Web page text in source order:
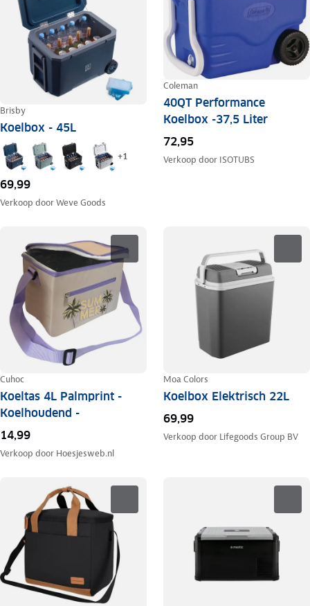
Brisby
Koelbox - 45L
+1
69,99
Verkoop doorWeve Goods
Coleman
40QT Performance
Koelbox -37,5 Liter
72,95
Verkoop door ISOTUBS
Cuhoc
Koeltas 4L Palmprint -
Koelhoudend -
14,99
Verkoop door Hoesjesweb.nl
Moa Colors
Koelbox Elektrisch 22L
69,99
Verkoop door Lifegoods Group BV